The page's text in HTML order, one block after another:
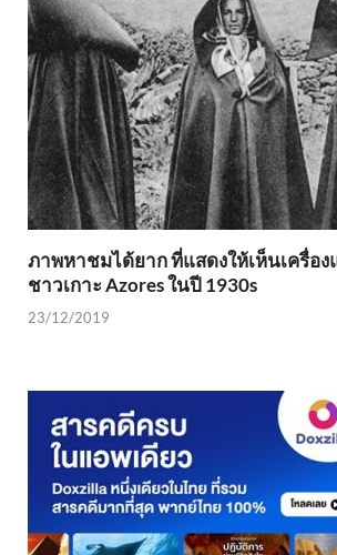
ภาพหาชมได้ยาก ที่แสดงให้เห็นเครื่อ
ชาวเกาะ Azores ในปี 1930s
23/12/2019